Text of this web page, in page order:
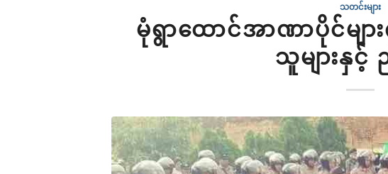
သတင်းများ
မုံရွာထောင်အာဏာပိုင်မျ
သူများနှင့်